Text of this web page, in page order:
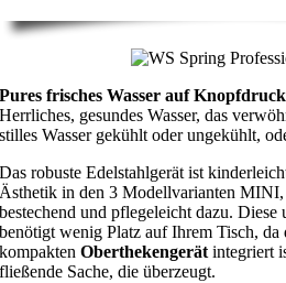
Pures frisches Wasser auf
Herrliches, gesundes Wasser, das
stilles Wasser gekühlt oder ungekühlt,
Das robuste Edelstahlgerät ist
Ästhetik in den 3 Modellvarianten
bestechend und pflegeleicht dazu. Diese
benötigt wenig Platz auf Ihrem Tisch, da
kompaktenOberthekengerät integriert
fließende Sache, die überzeugt.